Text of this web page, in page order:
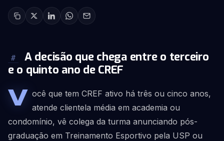
#
A decisão que chega entre o terceiro
e o quinto ano de CREF
V ocê que tem CREF ativo há três ou cinco anos,
atende clientela média em academia ou
condomínio, vê colega da turma anunciando pós-
graduação em Treinamento Esportivo pela USP ou